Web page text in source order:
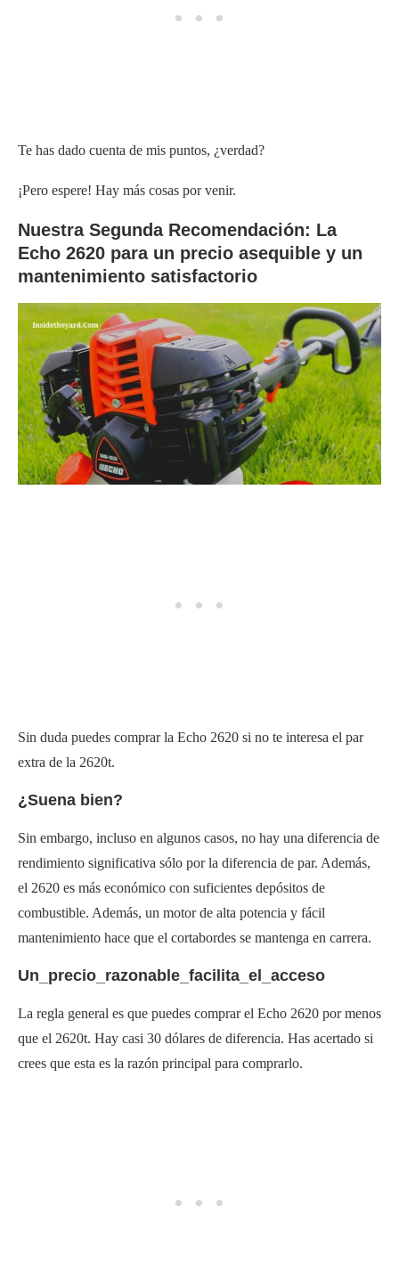
Te has dado cuenta de mis puntos, ¿verdad?
¡Pero espere! Hay más cosas por venir.
Nuestra Segunda Recomendación: La
Echo 2620 para un precio asequible y un
mantenimiento satisfactorio
Sin duda puedes comprar la Echo 2620 si no te interesa el par
extra de la 2620t.
¿Suena bien?
Sin embargo, incluso en algunos casos, no hay una diferencia de
rendimiento significativa sólo por la diferencia de par. Además,
el 2620 es más económico con suficientes depósitos de
combustible. Además, un motor de alta potencia y fácil
mantenimiento hace que el cortabordes se mantenga en carrera.
Un_precio_razonable_facilita_el_acceso
La regla general es que puedes comprar el Echo 2620 por menos
que el 2620t. Hay casi 30 dólares de diferencia. Has acertado si
crees que esta es la razón principal para comprarlo.